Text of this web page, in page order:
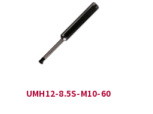
UMH12-8.5S-M10-60